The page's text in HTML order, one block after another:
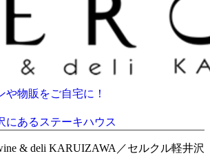
や物販をご自宅に！
にあるステーキハウス
& deli KARUIZAWA／セルクル軽井沢